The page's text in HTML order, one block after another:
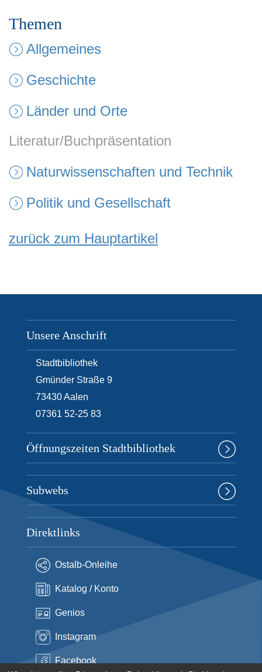
Themen
Allgemeines
Geschichte
Länder und Orte
Literatur/Buchpräsentation
Naturwissenschaften und Technik
Politik und Gesellschaft
zurück zum Hauptartikel
Unsere Anschrift
Stadtbibliothek
Gmünder Straße 9
73430Aalen
07361 52-25 83
Öffnungszeiten Stadtbibliothek
Subwebs
Direktlinks
Ostalb-Onleihe
Katalog / Konto
Genios
Instagram
Facebook